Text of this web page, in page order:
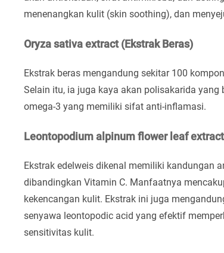
menenangkan kulit (skin soothing), dan
Oryza sativa extract (Ekstrak Beras)
Ekstrak beras mengandung sekitar 100
Selain itu, ia juga kaya akan polisakarida
omega-3 yang memiliki sifat anti-inflamasi.
Leontopodium alpinum flower leaf
Ekstrak edelweis dikenal memiliki kandungan
dibandingkan Vitamin C. Manfaatnya
kekencangan kulit. Ekstrak ini juga
senyawa leontopodic acid yang efektif
sensitivitas kulit.